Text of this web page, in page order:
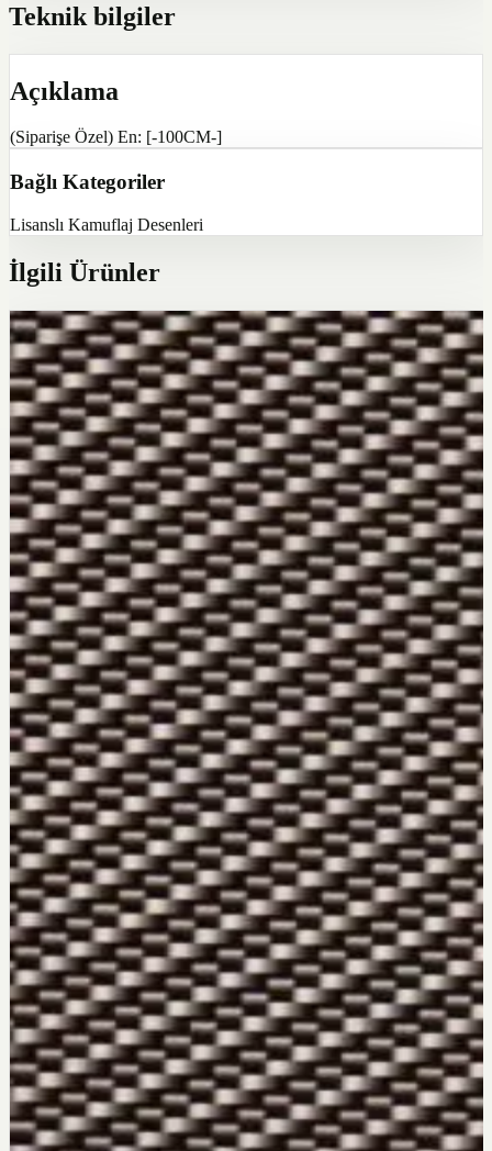
Teknik bilgiler
Açıklama
(Siparişe Özel) En: [-100CM-]
Bağlı Kategoriler
Lisanslı Kamuflaj Desenleri
İlgili Ürünler